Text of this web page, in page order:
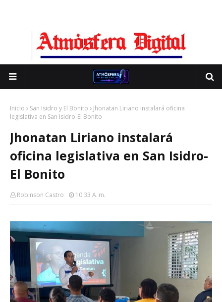
Inicio San Isidro y El Bonito
Jhonatan Liriano instalará oficina
legislativa en San Isidro-El Bonito
Jhonatan Liriano instalará
oficina legislativa en San Isidro-
El Bonito
Robinson Castro 10:33 A. M.